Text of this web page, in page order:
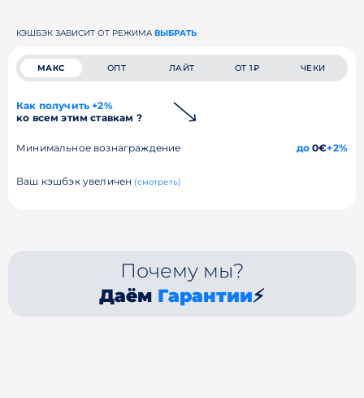
КЭШБЭК ЗАВИСИТ ОТ РЕЖИМА ВЫБРАТЬ
МАКС ОПТ ЛАЙТ ОТ 1₽ ЧЕКИ
Как получить +2%
ко всем этим ставкам ?
Минимальное вознаграждение до0€+2%
Ваш кэшбэк увеличен (смотреть)
Почему мы?
Даём Гарантии⚡